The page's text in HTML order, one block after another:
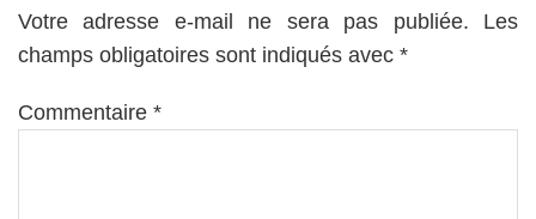
Votre adresse e-mail ne sera pas publiée.
Les
champs obligatoires sont indiqués avec *
Commentaire *